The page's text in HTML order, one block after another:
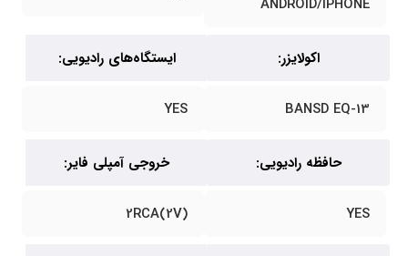
ANDROID/IPHONE
اکولایزر:
13-BANSD EQ
ایستگاه‌های رادیویی:
YES
حافظه رادیویی:
YES
خروجی آمپلی فایر:
2RCA(2V)